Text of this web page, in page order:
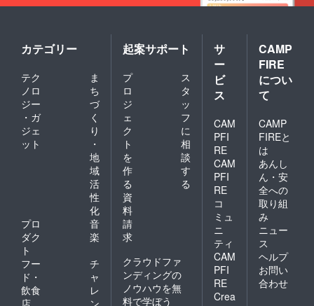
カテゴリー
テク
ノロ
ジー
・ガ
ジェ
ット
ま
ち
づ
く
り
・
地
域
活
性
化
プロ
ダク
ト
音
楽
フー
ド・
飲食
店
チ
ャ
レ
ン
起案サポート
プ
ロ
ジ
ェ
ク
ト
を
作
る
ス
タ
ッ
フ
に
相
談
す
る
資
料
請
求
クラウドファ
ンディングの
ノウハウを無
料で学ぼう
サ
ー
ビ
ス
CAM
PFI
RE
CAM
PFI
RE
コ
ミュ
ニ
ティ
CAM
PFI
RE
Crea
CAMP
FIRE
につい
て
CAMP
FIREと
は
あんし
ん・安
全への
取り組
み
ニュー
ス
ヘルプ
お問い
合わせ